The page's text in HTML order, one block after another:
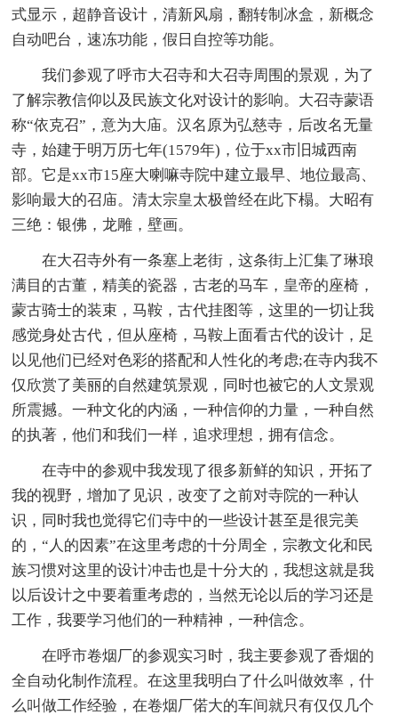
式显示，超静音设计，清新风扇，翻转制冰盒，新概念
自动吧台，速冻功能，假日自控等功能。
我们参观了呼市大召寺和大召寺周围的景观，为了
了解宗教信仰以及民族文化对设计的影响。大召寺蒙语
称“依克召”，意为大庙。汉名原为弘慈寺，后改名无量
寺，始建于明万历七年(1579年)，位于xx市旧城西南
部。它是xx市15座大喇嘛寺院中建立最早、地位最高、
影响最大的召庙。清太宗皇太极曾经在此下榻。大昭有
三绝：银佛，龙雕，壁画。
在大召寺外有一条塞上老街，这条街上汇集了琳琅
满目的古董，精美的瓷器，古老的马车，皇帝的座椅，
蒙古骑士的装束，马鞍，古代挂图等，这里的一切让我
感觉身处古代，但从座椅，马鞍上面看古代的设计，足
以见他们已经对色彩的搭配和人性化的考虑;在寺内我不
仅欣赏了美丽的自然建筑景观，同时也被它的人文景观
所震撼。一种文化的内涵，一种信仰的力量，一种自然
的执著，他们和我们一样，追求理想，拥有信念。
在寺中的参观中我发现了很多新鲜的知识，开拓了
我的视野，增加了见识，改变了之前对寺院的一种认
识，同时我也觉得它们寺中的一些设计甚至是很完美
的，“人的因素”在这里考虑的十分周全，宗教文化和民
族习惯对这里的设计冲击也是十分大的，我想这就是我
以后设计之中要着重考虑的，当然无论以后的学习还是
工作，我要学习他们的一种精神，一种信念。
在呼市卷烟厂的参观实习时，我主要参观了香烟的
全自动化制作流程。在这里我明白了什么叫做效率，什
么叫做工作经验，在卷烟厂偌大的车间就只有仅仅几个